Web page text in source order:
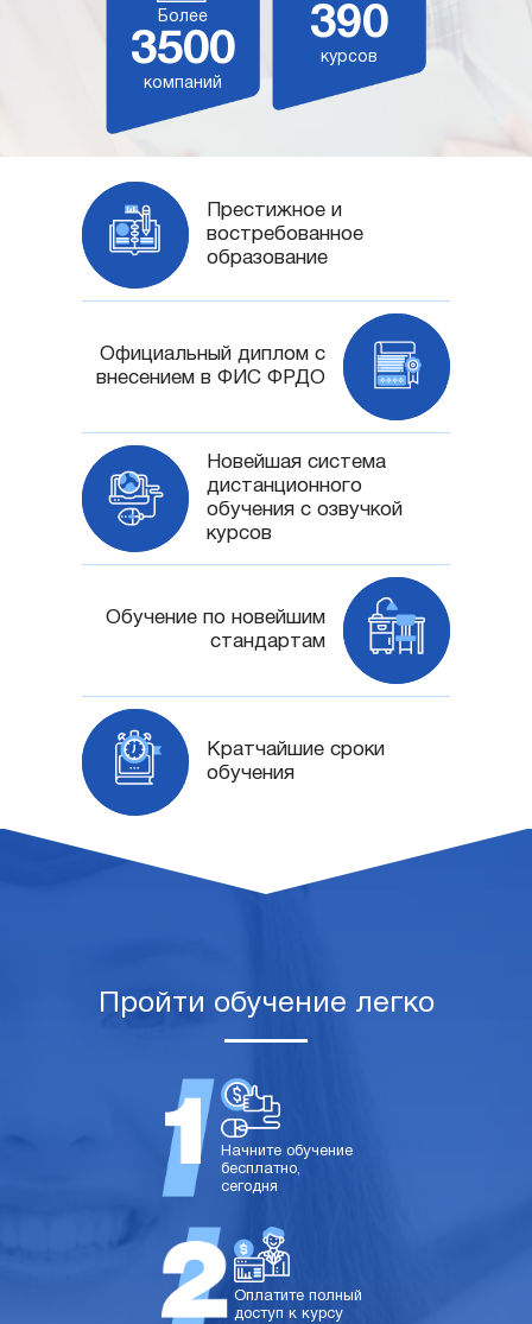
Более
3500
компаний
390
курсов
Престижное и
востребованное
образование
Официальный диплом с
внесением в ФИС ФРДО
Новейшая система
дистанционного
обучения с озвучкой
курсов
Обучение по новейшим
стандартам
Кратчайшие сроки
обучения
Пройти обучение легко
Начните обучение
бесплатно,
сегодня
Оплатите полный
доступ к курсу